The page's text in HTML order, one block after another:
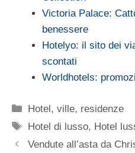
Victoria Palace:
benessere
Hotelyo: il sito dei
scontati
Worldhotels:
Categorie
Hotel, ville, residenze
Tag
Hotel di lusso, Hotel
Vendute all’asta da